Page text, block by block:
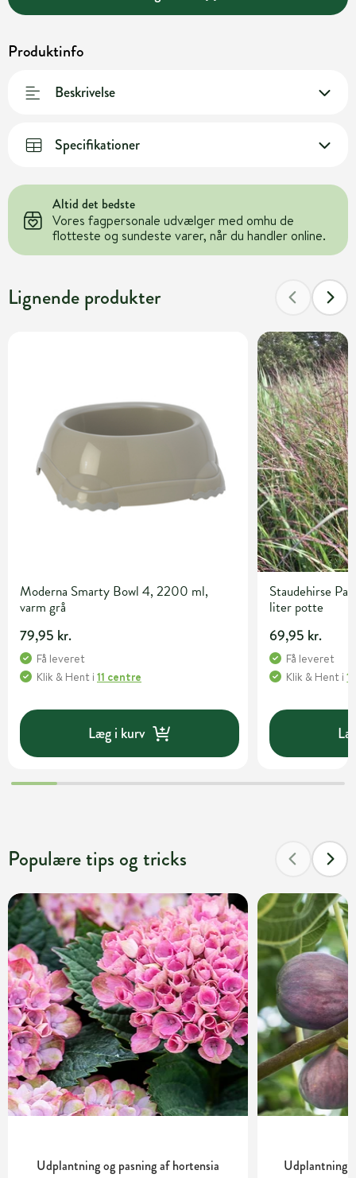
Produktinfo
Beskrivelse
Specifikationer
Altid det bedste
Vores fagpersonale udvælger med omhu de
flotteste og sundeste varer, når du handler online.
Lignende produkter
Moderna Smarty Bowl 4, 2200 ml,
varm grå
79,95 kr.
Få leveret
Klik & Hent i 11 centre
Læg i kurv
Staudehirse
liter potte
69,95 kr.
Få leveret
Klik & Hent i
Populære tips og tricks
Udplantning og pasning af hortensia Udplantning